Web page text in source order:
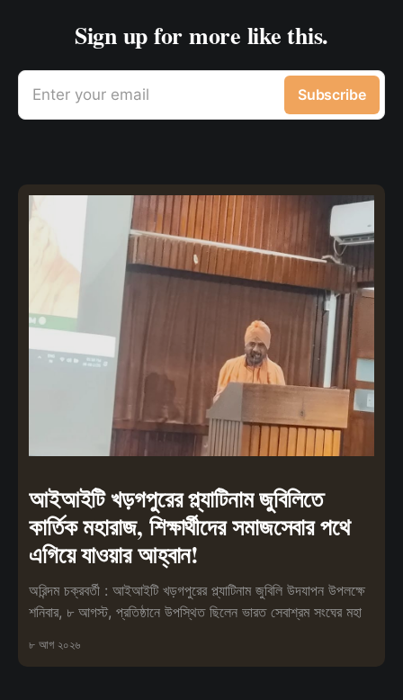
Sign up for more like this.
Enter your email Subscribe
আইআইটি খড়গপুরের প্ল্যাটিনাম জুবিলিতে
কার্তিক মহারাজ, শিক্ষার্থীদের সমাজসেবার পথে
এগিয়ে যাওয়ার আহ্বান!
অরিন্দম চক্রবর্তী : আইআইটি খড়গপুরের প্ল্যাটিনাম জুবিলি উদযাপন উপলক্ষে
শনিবার, ৮ আগস্ট, প্রতিষ্ঠানে উপস্থিত ছিলেন ভারত সেবাশ্রম সংঘের মহা
৮ আগ ২০২৬